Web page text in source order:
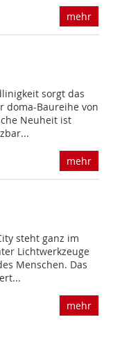
mehr
sorgt das
doma-Baureihe von
Neuheit ist
mehr
steht ganz im
Lichtwerkzeuge
Menschen. Das
mehr